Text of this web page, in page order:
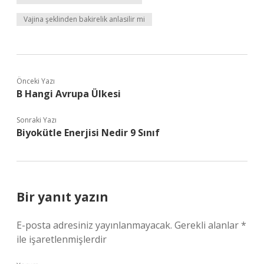
Vajina şeklinden bakirelik anlasilir mi
Önceki Yazı
B Hangi Avrupa Ülkesi
Sonraki Yazı
Biyokütle Enerjisi Nedir 9 Sınıf
Bir yanıt yazın
E-posta adresiniz yayınlanmayacak. Gerekli alanlar*
ile işaretlenmişlerdir